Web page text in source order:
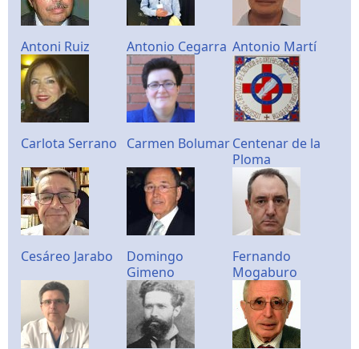
Antoni Ruiz Antonio Cegarra Antonio Martí
Carlota Serrano Carmen BolumarCentenar de la
Ploma
Cesáreo Jarabo
Domingo
Gimeno
Fernando
Mogaburo